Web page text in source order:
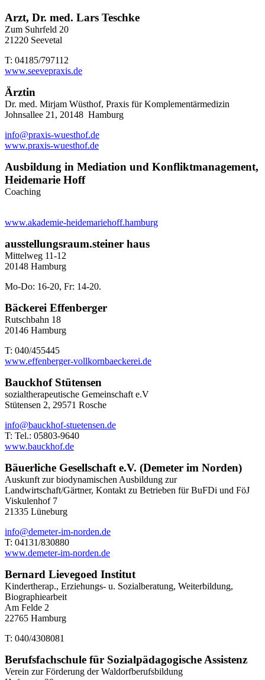
Arzt, Dr. med. Lars Teschke
Zum Suhrfeld 20
21220 Seevetal
T: 04185/797112
www.seevepraxis.de
Ärztin
Dr. med. Mirjam Wüsthof, Praxis für Komplementärmedizin
Johnsallee 21, 20148 Hamburg
info@praxis-wuesthof.de
www.praxis-wuesthof.de
Ausbildung in Mediation und Konfliktmanagement,
Heidemarie Hoff
Coaching
www.akademie-heidemariehoff.hamburg
ausstellungsraum.steiner haus
Mittelweg 11-12
20148 Hamburg
Mo-Do: 16-20, Fr: 14-20.
Bäckerei Effenberger
Rutschbahn 18
20146 Hamburg
T: 040/455445
www.effenberger-vollkornbaeckerei.de
Bauckhof Stütensen
sozialtherapeutische Gemeinschaft e.V
Stütensen 2, 29571 Rosche
info@bauckhof-stuetensen.de
T: Tel.: 05803-9640
www.bauckhof.de
Bäuerliche Gesellschaft e.V. (Demeter im Norden)
Auskunft zur biodynamischen Ausbildung zur
Landwirtschaft/Gärtner, Kontakt zu Betrieben für BuFDi und FöJ
Viskulenhof 7
21335 Lüneburg
info@demeter-im-norden.de
T: 04131/830880
www.demeter-im-norden.de
Bernard Lievegoed Institut
Kindertherap., Erziehungs- u. Sozialberatung, Weiterbildung,
Biographiearbeit
Am Felde 2
22765 Hamburg
T: 040/4308081
Berufsfachschule für Sozialpädagogische Assistenz
Verein zur Förderung der Waldorfberufsbildung